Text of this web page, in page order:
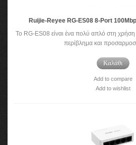
Ruijie-Reyee RG-ES08 8-Port
Το RG-ES08 είναι ένα πολύ απλό στη
περίβλημα και
Καλάθι
Add to compare
Add to wishlist